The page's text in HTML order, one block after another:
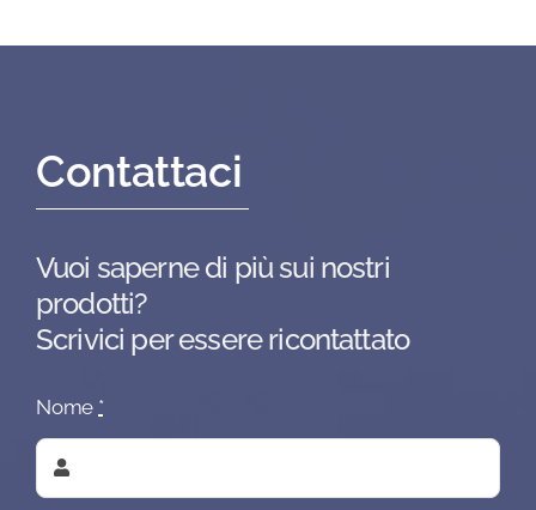
Contattaci
Vuoi saperne di più sui nostri
prodotti?
Scrivici per essere ricontattato
Nome *